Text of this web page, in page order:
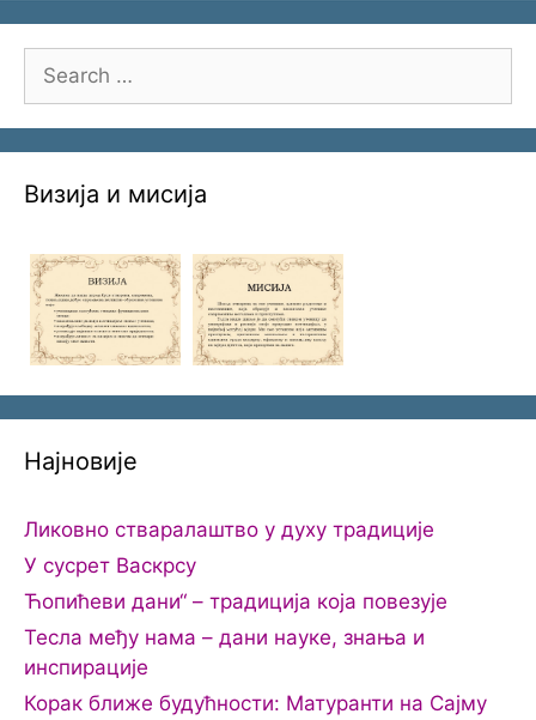
Search
for:
Визија и мисија
Најновије
Ликовно стваралаштво у духу традиције
У сусрет Васкрсу
Ћопићеви дани“ – традиција која повезује
Тесла међу нама – дани науке, знања и
инспирације
Корак ближе будућности: Матуранти на Сајму